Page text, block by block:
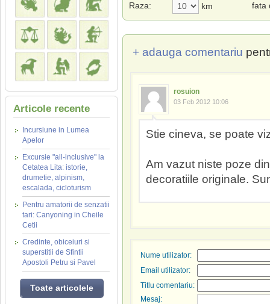
Articole recente
Incursiune in Lumea
Apelor
Excursie "all-inclusive" la
Cetatea Lita: istorie,
drumetie, alpinism,
escalada, cicloturism
Pentru amatorii de senzatii
tari: Canyoning in Cheile
Cetii
Credinte, obiceiuri si
superstitii de Sfintii
Apostoli Petru si Pavel
Toate articolele
Raza: km fata
+ adauga comentariu
rosuion
03 Feb 2012 10:06
Stie cineva, se poate
Am vazut niste poze
decoratiile originale.
Nume utilizator:
Email utilizator:
Titlu comentariu:
Mesaj: